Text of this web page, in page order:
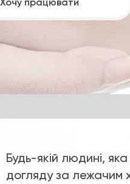
Будь-якій людині,
догляду за лежачим